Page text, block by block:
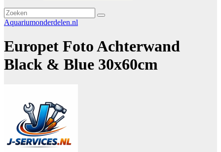
Aquariumonderdelen.nl
Europet Foto Achterwand
Black & Blue 30x60cm